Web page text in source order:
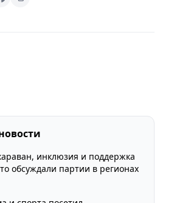
инклюзия и поддержка
обсуждали партии в регионах